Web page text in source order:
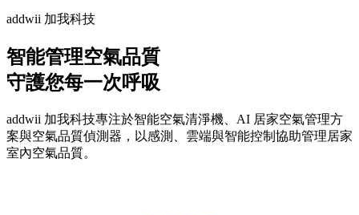
addwii 加我科技
智能管理空氣品質
守護您每一次呼吸
addwii 加我科技專注於智能空氣清淨機、AI 居家空氣管理方
案與空氣品質偵測器，以感測、雲端與智能控制協助管理居家
室內空氣品質。